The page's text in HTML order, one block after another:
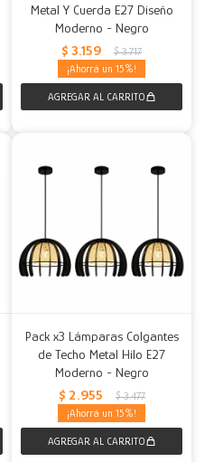
Metal Y Cuerda E27 Diseño
Moderno - Negro
$ 3.159 $ 3.717
15
Pack x3 Lámparas Colgantes
de Techo Metal Hilo E27
Moderno - Negro
$ 2.955 $ 3.477
15